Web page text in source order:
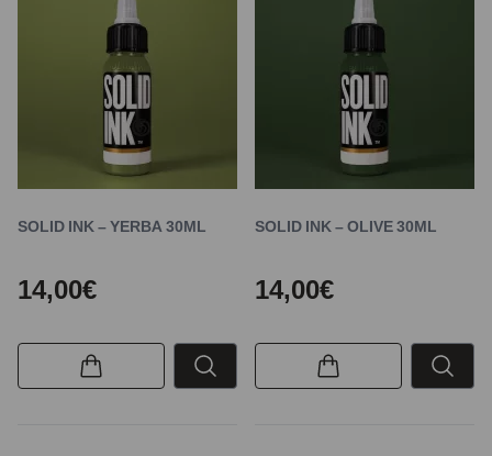
SOLID INK – YERBA 30ML
14,00€
SOLID INK – OLIVE 30ML
14,00€